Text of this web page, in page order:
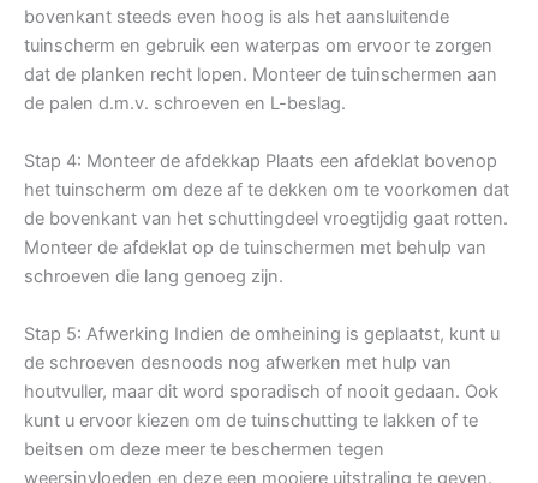
bovenkant steeds even hoog is als het aansluitende
tuinscherm en gebruik een waterpas om ervoor te zorgen
dat de planken recht lopen. Monteer de tuinschermen aan
de palen d.m.v. schroeven en L-beslag.
Stap 4: Monteer de afdekkap Plaats een afdeklat bovenop
het tuinscherm om deze af te dekken om te voorkomen dat
de bovenkant van het schuttingdeel vroegtijdig gaat rotten.
Monteer de afdeklat op de tuinschermen met behulp van
schroeven die lang genoeg zijn.
Stap 5: Afwerking Indien de omheining is geplaatst, kunt u
de schroeven desnoods nog afwerken met hulp van
houtvuller, maar dit word sporadisch of nooit gedaan. Ook
kunt u ervoor kiezen om de tuinschutting te lakken of te
beitsen om deze meer te beschermen tegen
weersinvloeden en deze een mooiere uitstraling te geven.